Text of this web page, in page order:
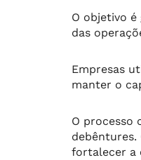
O objetivo
das
Empresas
manter o
O processo
fortalecer a